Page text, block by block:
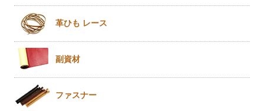
革ひも レース
副資材
ファスナー